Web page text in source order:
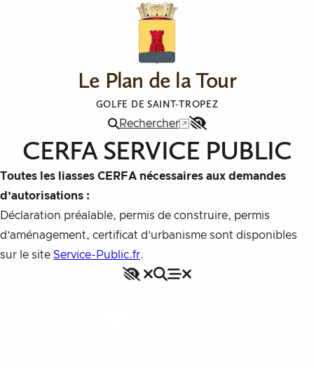
Le Plan de la Tour
GOLFE DE SAINT-TROPEZ
Menu
Rechercher
Accessibilité
CERFA SERVICE PUBLIC
Toutes les liasses CERFA nécessaires aux demandes
d’autorisations :
Déclaration préalable, permis de construire, permis
d’aménagement, certificat d’urbanisme sont disponibles
sur le site Service-Public.fr.
Accessibilité
Rechercher